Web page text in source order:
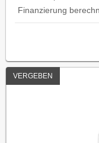
Finanzierung
VERGEBEN